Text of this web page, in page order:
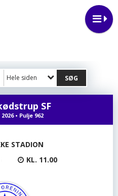
Hele siden
SF
• Pulje 962
STADION
KL. 11.00